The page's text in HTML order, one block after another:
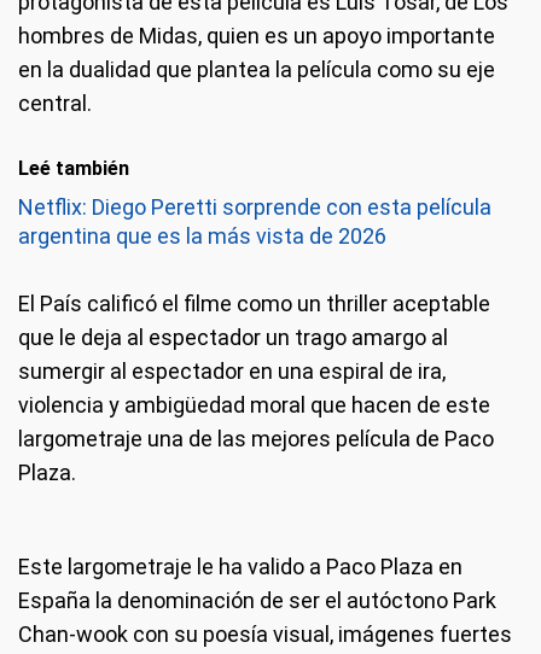
hombres de Midas, quien es un apoyo importante
en la dualidad que plantea la película como su eje
central.
Leé también
Netflix: Diego Peretti sorprende con esta película
argentina que es la más vista de 2026
El País calificó el filme como un thriller aceptable
que le deja al espectador un trago amargo al
sumergir al espectador en una espiral de ira,
violencia y ambigüedad moral que hacen de este
largometraje una de las mejores película de Paco
Plaza.
Este largometraje le ha valido a Paco Plaza en
España la denominación de ser el autóctono Park
Chan-wook con su poesía visual, imágenes fuertes